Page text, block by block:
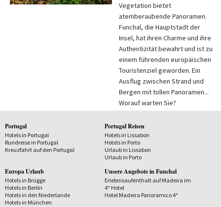
Vegetation bietet
atemberaubende Panoramen.
Funchal, die Hauptstadt der
Insel, hat ihren Charme und ihre
Authentizität bewahrt und ist zu
einem führenden europäischen
Touristenziel geworden. Ein
Ausflug zwischen Strand und
Bergen mit tollen Panoramen...
Worauf warten Sie?
Portugal
Hotels in Portugal
Rundreise in Portugal
Kreuzfahrt auf den Portugal
Portugal Reisen
Hotels in Lissabon
Hotels in Porto
Urlaub in Lissabon
Urlaub in Porto
Europa Urlaub
Hotels in Brügge
Hotels in Berlin
Hotels in den Niederlande
Hotels in München
Unsere Angebote in Funchal
Erlebnisaufenthalt auf Madeira im
4* Hotel
Hotel Madeira Panoramico 4*